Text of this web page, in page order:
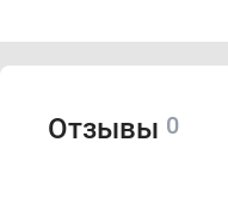
Отзывы 0